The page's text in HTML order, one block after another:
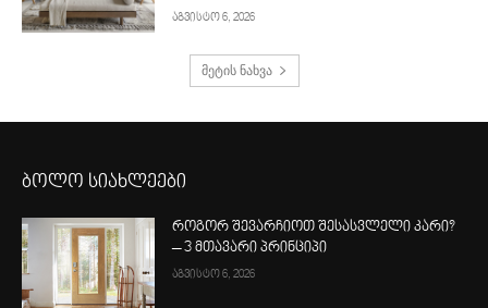
აგვისტო 6, 2026
მეტის ნახვა
ბოლო სიახლეები
როგორ შევარჩიოთ შესასვლელი კარი?
– 3 მთავარი პრინციპი
აგვისტო 6, 2026